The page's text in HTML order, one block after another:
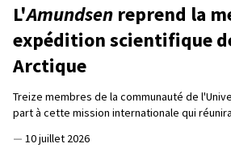
L'Amundsen reprend la
expédition scientifique
Arctique
Treize membres de la communauté de
part à cette mission internationale qui
— 10 juillet 2026